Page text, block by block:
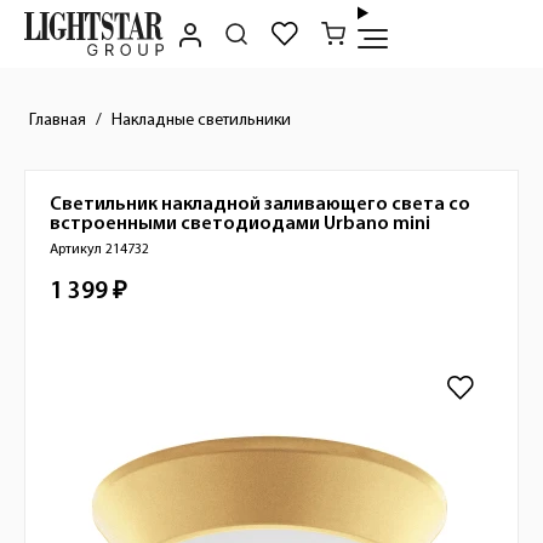
Главная Накладные светильники
Краткое описание товара
Светильник накладной заливающего света со
встроенными светодиодами Urbano mini
Артикул 214732
Стоимость товара
1 399 ₽